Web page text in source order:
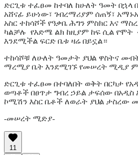
ድርጊቱ ተፈፀመ ከተባለ ከሁለት ዓመት በኋላ
አሸናፊ ይሁነው፣ ገብረማሪያም ሰጠኝ፣
አስር ተከሳሾች የዓቃቤ ሕግን ምስክር እና
ካልቻሉ የእድሜ ልክ ከዚያም ከፍ ሲል
እንደሚችል ፍርድ ቤቱ ዛሬ በይኗል።
ተከሳሾቹ ለሁለት ዓመታት ያህል ዋስትና
ማረሚያ ቤት እንደሚገኙ የመሠረት ሚዲያ
ድርጊቱ ተፈፀመ በተባለበት ወቅት በርካታ
ወጣቶች በፀጥታ ግብረ ኃይል ታፍሰው በአዲስ
ኮሚሽን እስር ቤቶች ለወራት ያህል ታስረው
-መሠረት ሚድያ-
11